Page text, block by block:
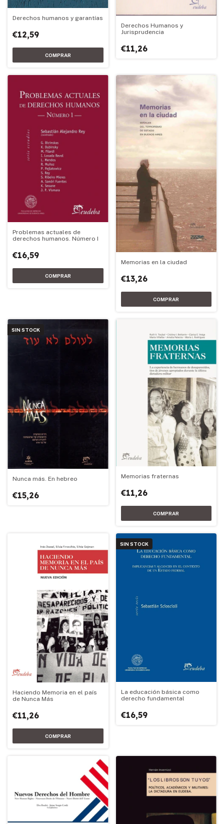
Derechos humanos y garantías
€12,59
Derechos Humanos y
Jurisprudencia
€11,26
Problemas actuales de
derechos humanos. Número I
€16,59
Memorias en la ciudad
€13,26
SIN STOCK
Nunca más. En hebreo
€15,26
Memorias fraternas
€11,26
Haciendo Memoria en el país
de Nunca Más
€11,26
SIN STOCK
La educación básica como
derecho fundamental
€16,59